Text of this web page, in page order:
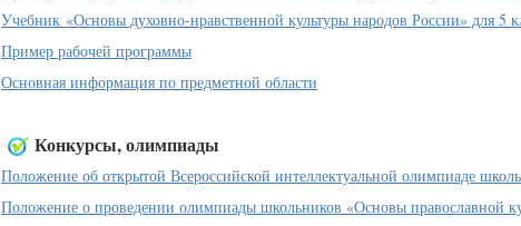
Учебник «Основы духовно-нравственной культуры народов России» для 5
Пример рабочей программы
Основная информация по предметной области
Конкурсы, олимпиады
Положение об открытой Всероссийской интеллектуальной олимпиаде
Положение о проведении олимпиады школьников «Основы православной